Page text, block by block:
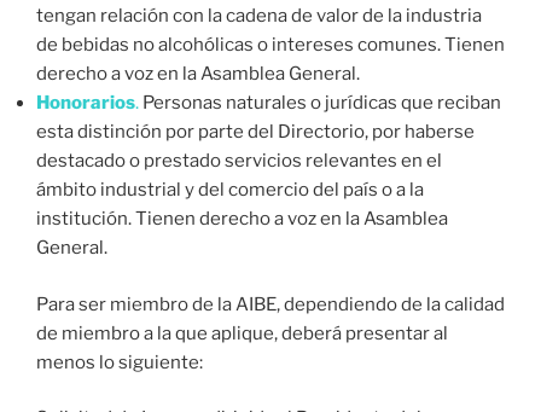
tengan relación con la cadena de valor de la industria
de bebidas no alcohólicas o intereses comunes. Tienen
derecho a voz en la Asamblea General.
Honorarios. Personas naturales o jurídicas que reciban
esta distinción por parte del Directorio, por haberse
destacado o prestado servicios relevantes en el
ámbito industrial y del comercio del país o a la
institución. Tienen derecho a voz en la Asamblea
General.
Para ser miembro de la AIBE, dependiendo de la calidad
de miembro a la que aplique, deberá presentar al
menos lo siguiente: